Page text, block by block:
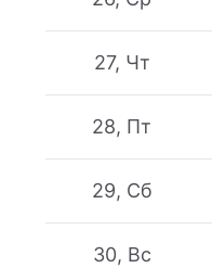
27, Чт
28, Пт
29, Сб
30, Вс